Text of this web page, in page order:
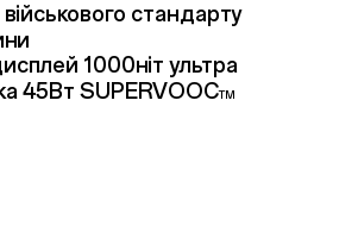
військового стандарту
1000ніт ультра
45Вт SUPERVOOCTM